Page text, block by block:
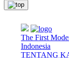
The First
Indonesia
TENTANG